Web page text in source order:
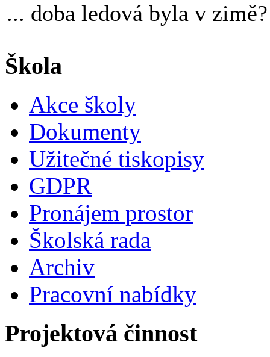
... doba ledová byla v zimě?
Škola
Akce školy
Dokumenty
Užitečné tiskopisy
GDPR
Pronájem prostor
Školská rada
Archiv
Pracovní nabídky
Projektová činnost